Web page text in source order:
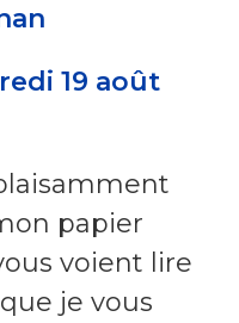
19 août
papier
voient lire
je vous